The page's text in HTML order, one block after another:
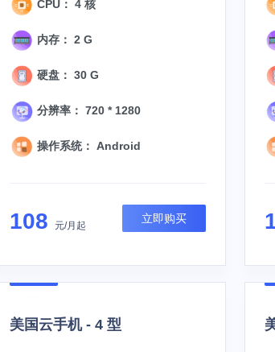
CPU： 4 核
内存： 2 G
硬盘： 30 G
分辨率： 720 * 1280
操作系统： Android
108 元/月起
立即购买
美国云手机 - 4 型